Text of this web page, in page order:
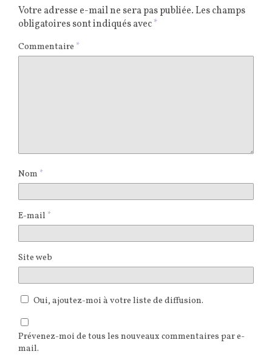
Votre adresse e-mail ne sera pas publiée.Les champs
obligatoires sont indiqués avec*
Commentaire *
Nom *
E-mail *
Site web
Oui, ajoutez-moi à votre liste de diffusion.
Prévenez-moi de tous les nouveaux commentaires par e-
mail.